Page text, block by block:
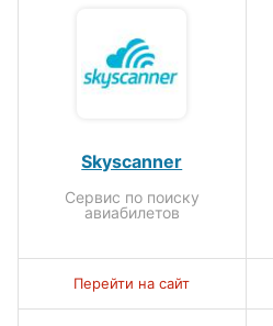
Skyscanner
Сервис по поиску
авиабилетов
Перейти на сайт